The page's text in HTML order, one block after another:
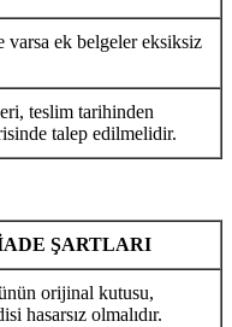
varsa ek belgeler eksiksiz
teslim tarihinden
talep edilmelidir.
ŞARTLARI
orijinal kutusu,
hasarsız olmalıdır.